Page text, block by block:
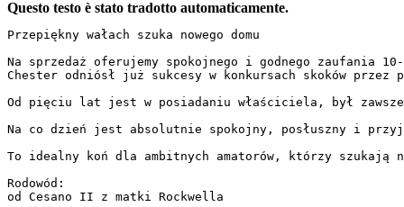
Questo testo è stato tradotto automaticamente.
Przepiękny wałach szuka nowego domu
Na sprzedaż oferujemy spokojnego i godnego zaufania
Chester odniósł już sukcesy w konkursach skoków
Od pięciu lat jest w posiadaniu właściciela, był
Na co dzień jest absolutnie spokojny, posłuszny i
To idealny koń dla ambitnych amatorów, którzy
Rodowód:
od Cesano II z matki Rockwella